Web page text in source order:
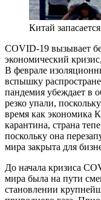
Китай
COVID-19 вызывает
экономический
В феврале
вспышку
пандемия убеждает в
резко упали,
время как экономика
карантина, страна
поскольку она
мира закрыта для
До начала кризиса
мира была на пути
становлении